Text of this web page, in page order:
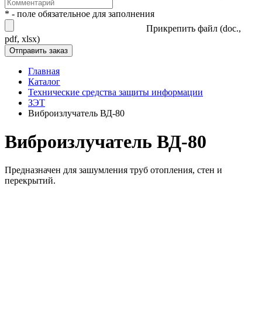
* - поле обязательное для заполнения
Прикрепить файл (doc.,
pdf, xlsx)
Главная
Каталог
Технические средства защиты информации
ЗЭТ
Виброизлучатель ВД-80
Виброизлучатель ВД-80
Предназначен для зашумления труб отопления, стен и
перекрытий.